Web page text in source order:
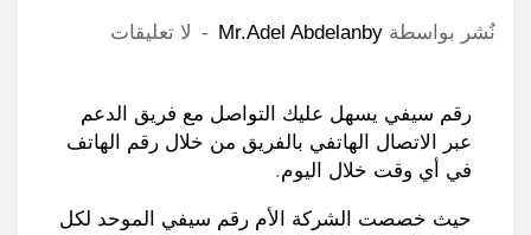
نٌشر بواسطة Mr.Adel Abdelanby لا تعليقات
رقم سيفي يسهل عليك التواصل مع فريق الدعم
عبر الاتصال الهاتفي بالفريق من خلال رقم الهاتف
في أي وقت خلال اليوم.
حيث خصصت الشركة الأم رقم سيفي الموحد لكل